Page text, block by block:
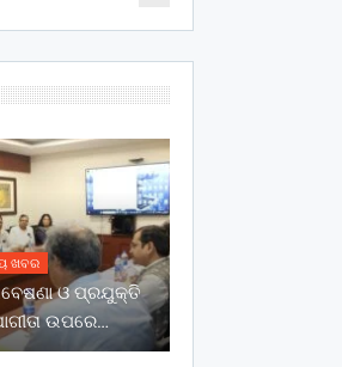
ଖବର
ଓ ପ୍ରଯୁକ୍ତି
ଉପରେ…